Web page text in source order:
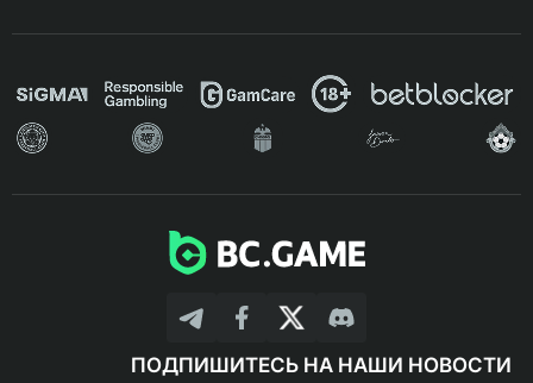
ПОДПИШИТЕСЬ НА НАШИ НОВОСТИ